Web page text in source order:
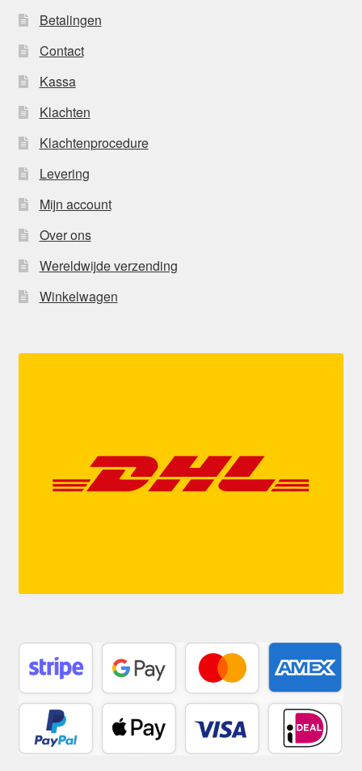
Betalingen
Contact
Kassa
Klachten
Klachtenprocedure
Levering
Mijn account
Over ons
Wereldwijde verzending
Winkelwagen